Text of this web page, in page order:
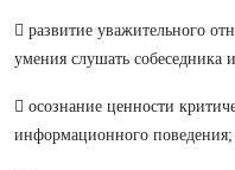
 развитие уважительного
умения слушать собеседника
 осознание ценности
информационного поведения;